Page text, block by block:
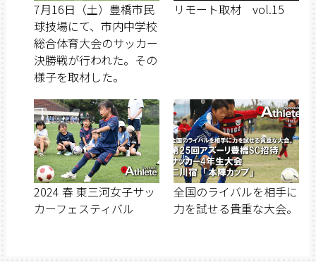
7月16日（土）豊橋市民
球技場にて、市内中学校
総合体育大会のサッカー
決勝戦が行われた。その
様子を取材した。
リモート取材 vol.15
2024 春 東三河女子サッ
カーフェスティバル
全国のライバルを相手に
力を試せる貴重な大会。